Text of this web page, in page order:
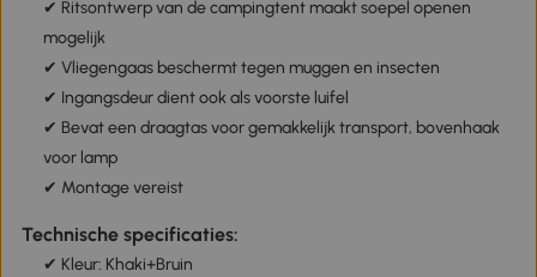
✔ Ritsontwerp van de campingtent maakt soepel openen
mogelijk
✔ Vliegengaas beschermt tegen muggen en insecten
✔ Ingangsdeur dient ook als voorste luifel
✔ Bevat een draagtas voor gemakkelijk transport, bovenhaak
voor lamp
✔ Montage vereist
Technische specificaties:
✔ Kleur: Khaki+Bruin